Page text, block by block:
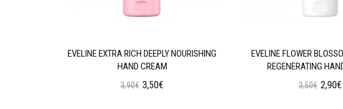
EVELINE EXTRA RICH DEEPLY NOURISHING
HAND CREAM
3,90€ 3,50€
EVELINE FLOWER
REGENERATING
3,50€ 2,90€